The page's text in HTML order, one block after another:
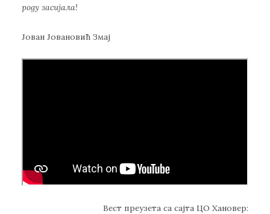
роду засијала!
Јован Јовановић Змај
Вест преузета са сајта ЦО Хановер: